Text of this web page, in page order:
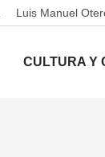
Luis Manuel
CULTURA Y